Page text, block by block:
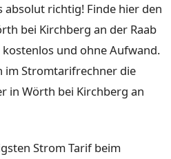
absolut richtig! Finde hier den
bei Kirchberg an der Raab
und ohne Aufwand.
im Stromtarifrechner die
in Wörth bei Kirchberg an
Strom Tarif beim